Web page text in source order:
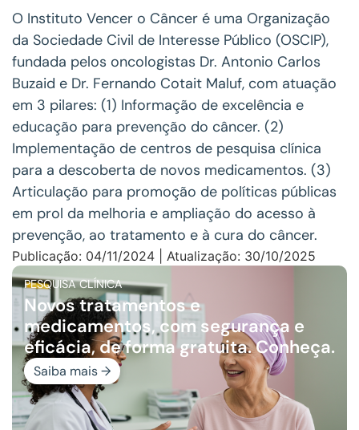
O Instituto Vencer o Câncer é uma Organização
da Sociedade Civil de Interesse Público (OSCIP),
fundada pelos oncologistas Dr. Antonio Carlos
Buzaid e Dr. Fernando Cotait Maluf, com atuação
em 3 pilares: (1) Informação de excelência e
educação para prevenção do câncer. (2)
Implementação de centros de pesquisa clínica
para a descoberta de novos medicamentos. (3)
Articulação para promoção de políticas públicas
em prol da melhoria e ampliação do acesso à
prevenção, ao tratamento e à cura do câncer.
Publicação: 04/11/2024 | Atualização: 30/10/2025
PESQUISA CLÍNICA
Novos tratamentos e
medicamentos, com segurança e
eficácia, de forma gratuita. Conheça.
Saiba mais →